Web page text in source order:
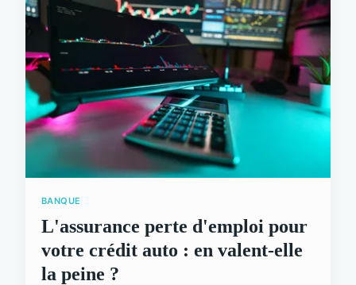
BANQUE
L'assurance perte d'emploi pour
votre crédit auto : en valent-elle
la peine ?